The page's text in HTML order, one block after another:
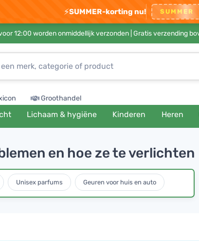
⚡SUMMER-korting nu! SUMMER
12:00 worden onmiddellijk verzonden | Gratis verzending
Groothandel
Lichaam & hygiëne Kinderen Heren
en hoe ze te verlichten
Unisex parfums Geuren voor huis en auto